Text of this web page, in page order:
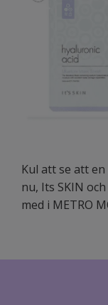
Kul att se att
nu, Its SKIN
med i METRO